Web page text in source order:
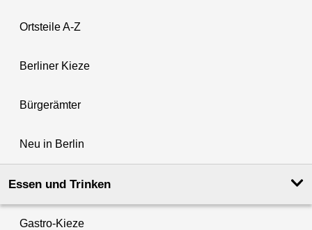
Ortsteile A-Z
Berliner Kieze
Bürgerämter
Neu in Berlin
Essen und Trinken
Gastro-Kieze